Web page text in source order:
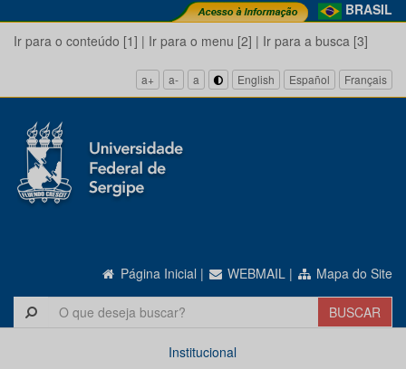
BRASIL
Ir para o conteúdo [1] | Ir para o menu [2] | Ir para a busca [3]
a+ a- a English Español Français
Página Inicial | WEBMAIL | Mapa do Site
Institucional